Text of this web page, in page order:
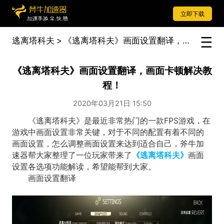
立即下载
逃离塔科夫 > 《逃离塔科夫》画面设置翻译，画面卡顿解决教程！
《逃离塔科夫》画面设置翻译，画面卡顿解决教
程！
2020年03月21日 15:50
《逃离塔科夫》是最近非常热门的一款FPS游戏，在
游戏中画面设置非常关键，对于不同的配置有着不同的
画面设置，怎么调整画面设置来达到适合自己，斧牛加
速器帮大家整理了一位玩家带来了 《逃离塔科夫》画面
设置各选项功能解读，希望能帮到大家。
画面设置翻译